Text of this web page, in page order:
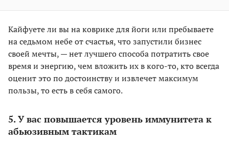
Кайфуете ли вы на коврике для йоги или пребываете
на седьмом небе от счастья, что запустили бизнес
своей мечты, — нет лучшего способа потратить свое
время и энергию, чем вложить их в кого-то, кто всегда
оценит это по достоинству и извлечет максимум
пользы, то есть в себя самого.
5. У вас повышается уровень иммунитета к
абьюзивным тактикам